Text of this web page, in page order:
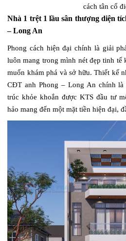
cách tân cổ
Nhà 1 trệt 1 lầu sân thượng diện
– Long An
Phong cách hiện đại chính là giải
luôn mang trong mình nét đẹp tinh tế
muốn khám phá và sở hữu. Thiết kế
CĐT anh Phong – Long An chính
trúc khỏe khoắn được KTS đầu tư
hảo mang đến một mặt tiền hiện đại,